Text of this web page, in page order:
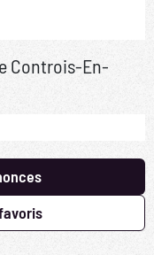
Controis-En-